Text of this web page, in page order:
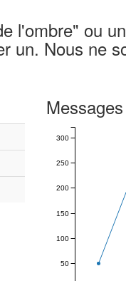
l'ombre" ou
un. Nous ne
50
100
150
200
250
300